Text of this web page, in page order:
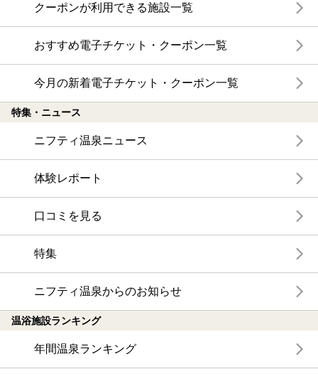
クーポンが利用できる施設一覧
おすすめ電子チケット・クーポン一覧
今月の新着電子チケット・クーポン一覧
特集・ニュース
ニフティ温泉ニュース
体験レポート
口コミを見る
特集
ニフティ温泉からのお知らせ
温浴施設ランキング
年間温泉ランキング